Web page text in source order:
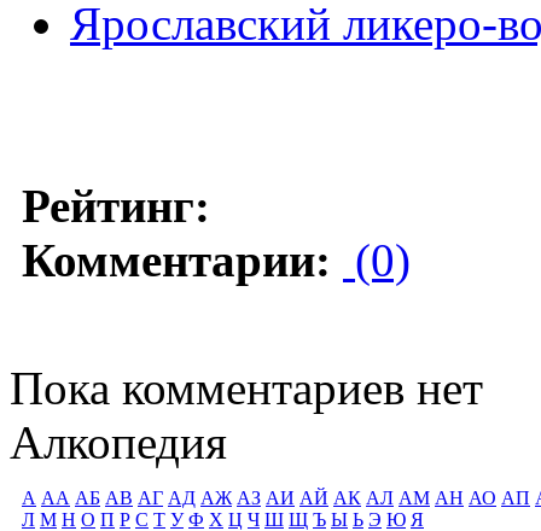
Ярославский ликеро-
Рейтинг:
Комментарии: (0)
Пока комментариев нет
Алкопедия
А АА АБ АВ АГ АД АЖ АЗ АИ АЙ АК АЛ АМ АН АО АП
Л М Н О П Р С Т У Ф Х Ц Ч Ш Щ Ъ Ы Ь Э Ю Я